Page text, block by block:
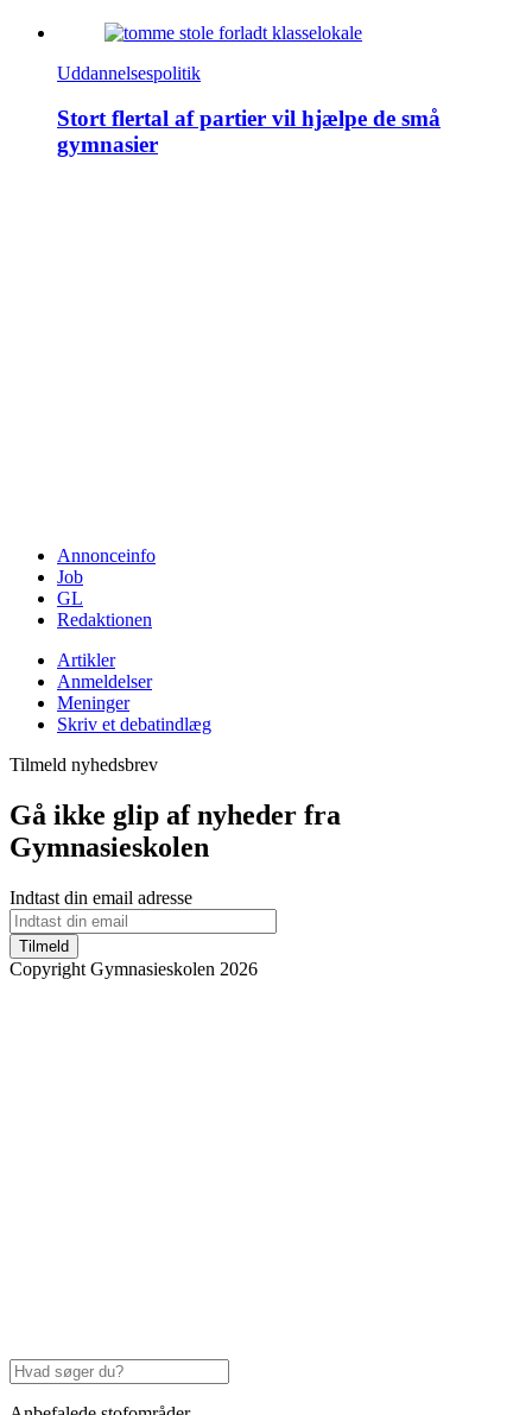
Uddannelsespolitik
Stort flertal af partier vil hjælpe de små
gymnasier
Annonceinfo
Job
GL
Redaktionen
Artikler
Anmeldelser
Meninger
Skriv et debatindlæg
Tilmeld nyhedsbrev
Gå ikke glip af nyheder fra
Gymnasieskolen
Indtast din email adresse
Tilmeld
Copyright Gymnasieskolen 2026